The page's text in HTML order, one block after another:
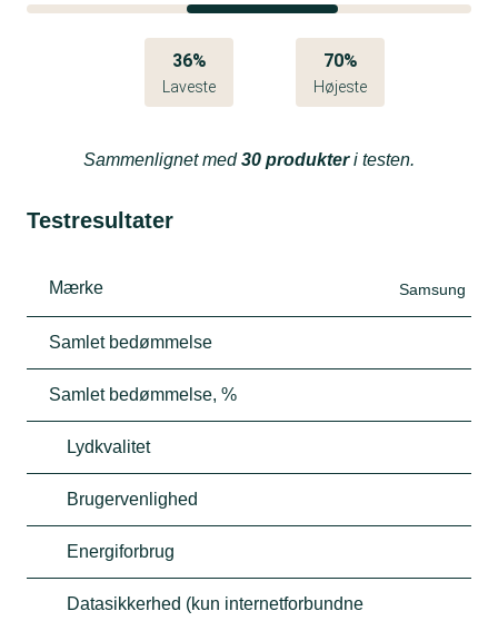
36%
Laveste
70%
Højeste
Sammenlignet med30 produkteri testen.
Testresultater
Mærke Samsung
Samlet bedømmelse
Samlet bedømmelse, %
Lydkvalitet
Brugervenlighed
Energiforbrug
Datasikkerhed (kun internetforbundne